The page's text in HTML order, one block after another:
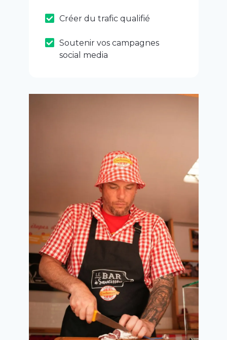
Créer du trafic qualifié
Soutenir vos campagnes
social media